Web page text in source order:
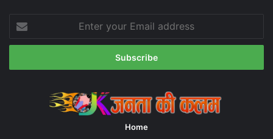
your
Email
Home